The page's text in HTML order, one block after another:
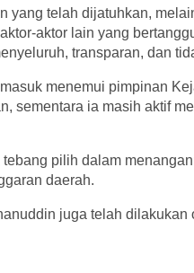
yang telah dijatuhkan,
aktor lain yang
transparan, dan
menemui pimpinan
sementara ia masih aktif
pilih dalam
daerah.
juga telah dilakukan